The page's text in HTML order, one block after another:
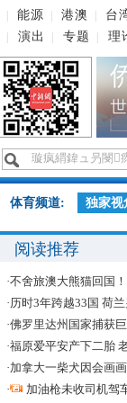
能源 港澳 台
演出 专题 理
体育频道: 独家视
阅读推荐
·不舍旅澳大熊猫回国
·历时3年跨越33国 荷
·佛罗里达州国家捕获
·福原爱平安产下二胎
·加拿大一柴犬因会画
·
加油枪未收司机驾